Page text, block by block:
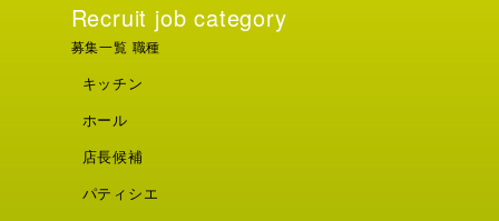
募集一覧 職種
Recruit job category
キッチン
ホール
店長候補
パティシエ